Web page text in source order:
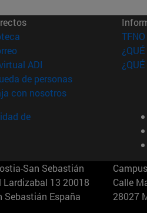
(abre en nueva ventana)
(abre en nueva ventana)
ADI (abre en nueva ventana)
de personas(abre en nueva
con nosotros(abre en nueva
de
San Sebastián
Lardizabal 13 20018
Sebastián España
Calle
28027